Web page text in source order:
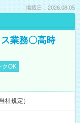
掲載日：2026.08.05
業務〇高時
クOK
規定）